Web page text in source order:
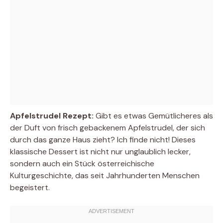
Apfelstrudel Rezept: Gibt es etwas Gemütlicheres als
der Duft von frisch gebackenem Apfelstrudel, der sich
durch das ganze Haus zieht? Ich finde nicht! Dieses
klassische Dessert ist nicht nur unglaublich lecker,
sondern auch ein Stück österreichische
Kulturgeschichte, das seit Jahrhunderten Menschen
begeistert.